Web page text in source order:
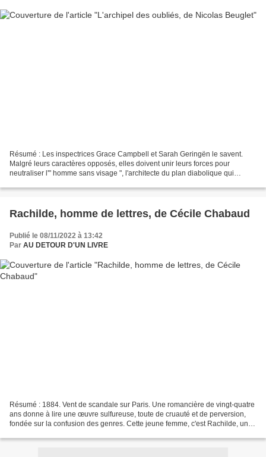
Résumé : Les inspectrices Grace Campbell et Sarah Geringën le savent.
Malgré leurs caractères opposés, elles doivent unir leurs forces pour
neutraliser l'" homme sans visage ", l'architecte du plan diabolique qui
Rachilde, homme de lettres, de Cécile Chabaud
Publié le 08/11/2022 à 13:42
Par AU DETOUR D'UN LIVRE
Résumé : 1884. Vent de scandale sur Paris. Une romancière de vingt-quatre
ans donne à lire une œuvre sulfureuse, toute de cruauté et de perversion,
fondée sur la confusion des genres. Cette jeune femme, c'est Rachilde, une